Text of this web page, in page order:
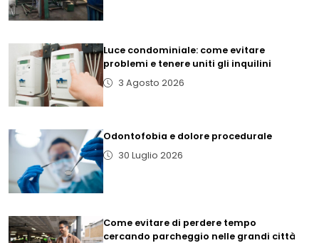
Luce condominiale: come evitare
problemi e tenere uniti gli inquilini
3 Agosto 2026
Odontofobia e dolore procedurale
30 Luglio 2026
Come evitare di perdere tempo
cercando parcheggio nelle grandi città